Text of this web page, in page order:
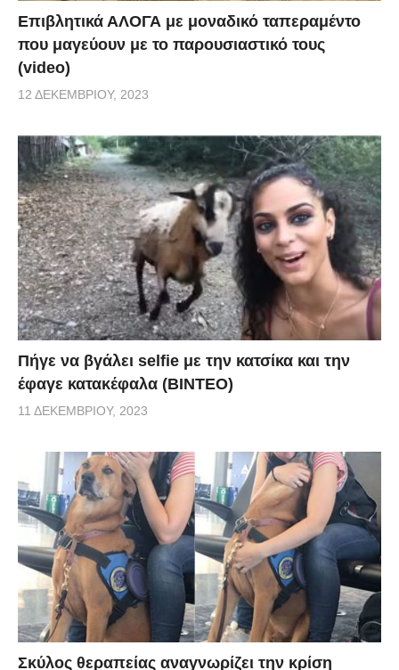
Επιβλητικά ΑΛΟΓΑ με μοναδικό ταπεραμέντο
που μαγεύουν με το παρουσιαστικό τους
(video)
12 ΔΕΚΕΜΒΡΊΟΥ, 2023
Πήγε να βγάλει selfie με την κατσίκα και την
έφαγε κατακέφαλα (ΒΙΝΤΕΟ)
11 ΔΕΚΕΜΒΡΊΟΥ, 2023
Σκύλος θεραπείας αναγνωρίζει την κρίση